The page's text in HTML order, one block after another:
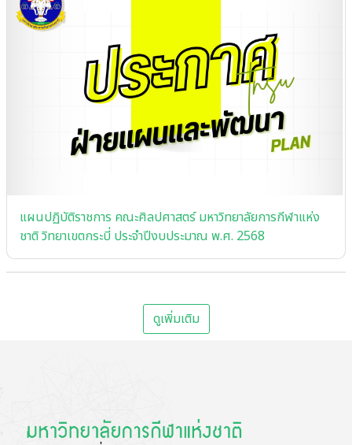
แผนปฏิบัติราชการ คณะศิลปศาสตร์ มหาวิทยาลัยการกีฬาแห่ง
ชาติ วิทยาเขตกระบี่ ประจําปีงบประมาณ พ.ศ. 2568
ดูเพิ่มเติม